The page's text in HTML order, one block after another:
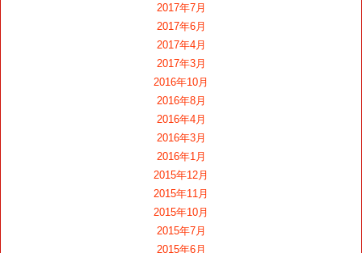
2017年7月
2017年6月
2017年4月
2017年3月
2016年10月
2016年8月
2016年4月
2016年3月
2016年1月
2015年12月
2015年11月
2015年10月
2015年7月
2015年6月